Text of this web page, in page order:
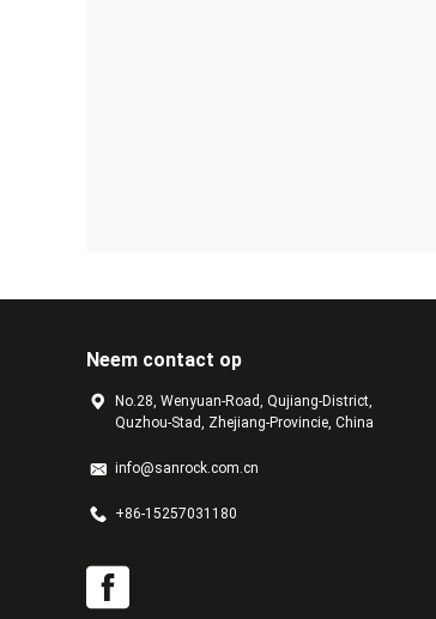
Neem contact op
No.28, Wenyuan-Road, Qujiang-District,
Quzhou-Stad, Zhejiang-Provincie, China
info@sanrock.com.cn
+86-15257031180